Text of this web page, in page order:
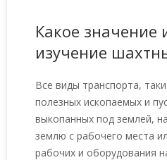
Какое значение
изучение
Все виды транспорта,
полезных ископаемых и
выкопанных под землей,
землю с рабочего места
рабочих и оборудования